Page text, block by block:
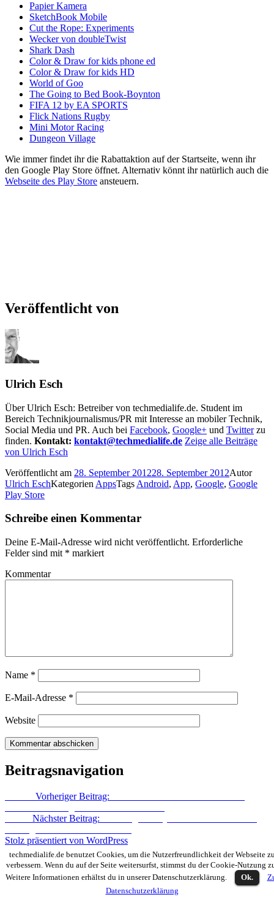
Papier Kamera
SketchBook Mobile
Cut the Rope: Experiments
Wecker von doubleTwist
Shark Dash
Color & Draw for kids phone ed
Color & Draw for kids HD
World of Goo
The Going to Bed Book-Boynton
FIFA 12 by EA SPORTS
Flick Nations Rugby
Mini Motor Racing
Dungeon Village
Wie immer findet ihr die Rabattaktion auf der Startseite, wenn ihr
den Google Play Store öffnet. Alternativ könnt ihr natürlich auch die
Webseite des Play Store ansteuern.
Veröffentlicht von
Ulrich Esch
Über Ulrich Esch: Betreiber von techmedialife.de. Student im
Bereich Technikjournalismus/PR mit Interesse an mobiler Technik,
Social Media und PR. Auch bei Facebook, Google+ und Twitterzu
finden. Kontakt: kontakt@techmedialife.de Zeige alle Beiträge
von Ulrich Esch
Veröffentlicht am 28. September 201228. September 2012Autor
Ulrich EschKategorien AppsTags Android, App, Google, Google
Play Store
Schreibe einen Kommentar
Deine E-Mail-Adresse wird nicht veröffentlicht. Erforderliche
Felder sind mit * markiert
Kommentar
Name *
E-Mail-Adresse *
Website
Beitragsnavigation
Vorheriger Beitrag:
Nächster Beitrag:
Stolz präsentiert von WordPress
techmedialife.de benutzet Cookies, um die Nutzerfreundlichkeit der Webseite
verbessern. Wenn du auf der Seite weitersurfst, stimmst du der Cookie-Nutzung
Weitere Informationen erhältst du in unserer Datenschutzerklärung.
Ok.
Datenschutzerklärung